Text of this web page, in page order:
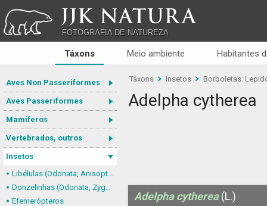
JJK NATURA
FOTOGRAFIA DE NATUREZA
Táxons Meio ambiente Habitantes
Aves Non Passeriformes
Aves Passeriformes
Mamíferos
Vertebrados, outros
Insetos
Libélulas (Odonata, Anisoptera)
Donzelinhas (Odonata, Zygoptera)
Efemerópteros
Táxons Insetos Borboletas:
Adelpha cytherea
Adelpha cytherea (L.)